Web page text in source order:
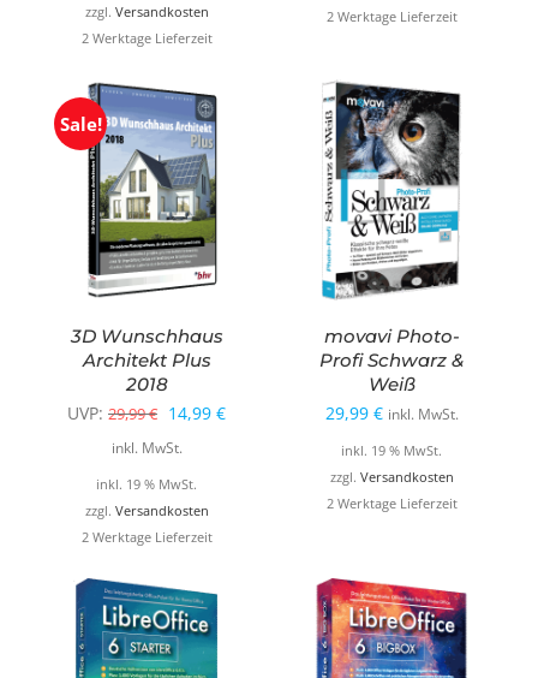
zzgl. Versandkosten
2 Werktage Lieferzeit
2 Werktage Lieferzeit
Sale!
3D Wunschhaus
Architekt Plus
2018
UVP: 29,99€ Ursprünglicher
Preis
war:
29,99 €
14,99 €Aktueller
inkl. MwSt.
inkl. 19 % MwSt.
zzgl. Versandkosten
2 Werktage Lieferzeit
movavi Photo-
Profi Schwarz &
Weiß
29,99 € inkl. MwSt.
inkl. 19 % MwSt.
zzgl. Versandkosten
2 Werktage Lieferzeit